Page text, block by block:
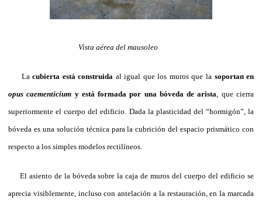
Vista aérea del mausoleo
Lacubierta está construida al igual que los muros que la soportan en
opus caementicium y está formada por una bóveda de arista , que cierra
superiormente el cuerpo del edificio. Dada la plasticidad del “hormigón”, la
bóveda es una solución técnica para la cubrición del espacio prismático con
respecto a los simples modelos rectilíneos.
El asiento de la bóveda sobre la caja de muros del cuerpo del edificio se
aprecia visiblemente, incluso con antelación a la restauración, en la marcada